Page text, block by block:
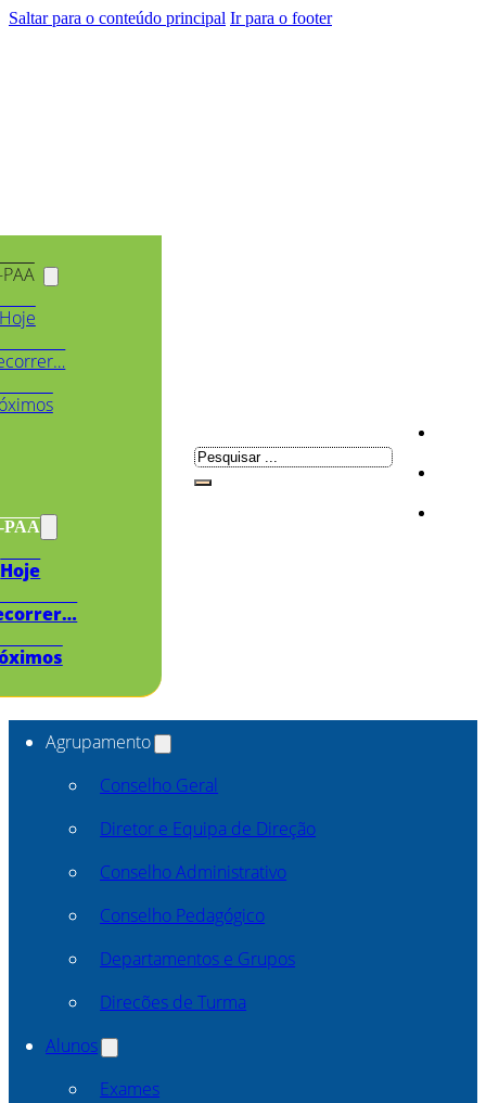
Saltar para o conteúdo principal Ir para o footer
PAA
Hoje
Pesquisar
Agrupamento
Conselho Geral
Diretor e Equipa de Direção
Conselho Administrativo
Conselho Pedagógico
Departamentos e Grupos
Direcões de Turma
Alunos
Exames